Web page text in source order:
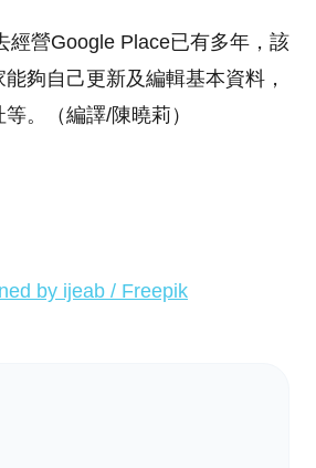
經營Google Place已有多年，該
夠自己更新及編輯基本資料，
。（編譯/陳曉莉）
by ijeab / Freepik